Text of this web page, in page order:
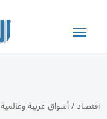
اقتصاد/أسواق عربية وعالمية